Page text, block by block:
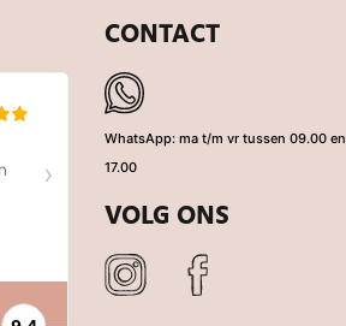
CONTACT
WhatsApp: ma t/m vr tussen 09.00 en
17.00
VOLG ONS